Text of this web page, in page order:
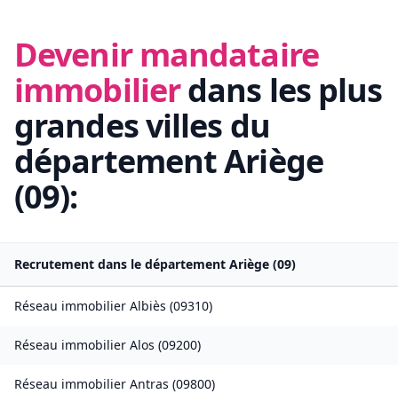
Devenir mandataire
immobilierdans les plus
grandes villes du
départementAriège
(09):
Recrutement dans le département Ariège (09)
Réseau immobilier Albiès (09310)
Réseau immobilier Alos (09200)
Réseau immobilier Antras (09800)